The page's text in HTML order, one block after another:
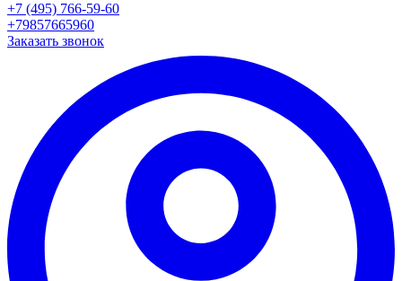
+7 (495) 766-59-60
+79857665960
Заказать звонок